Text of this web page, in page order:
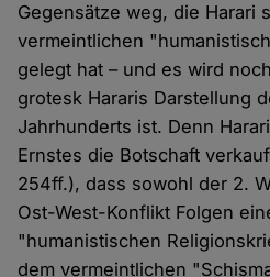
Gegensätze weg, die Harari
vermeintlichen
gelegt hat – und es wird
grotesk Hararis Darstellung
Jahrhunderts ist. Denn
Ernstes die Botschaft
254ff.), dass sowohl der 2.
Ost-West-Konflikt Folgen
"humanistischen
dem vermeintlichen